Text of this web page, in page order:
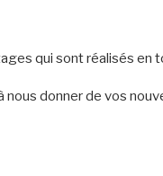
qui sont réalisés en
donner de vos